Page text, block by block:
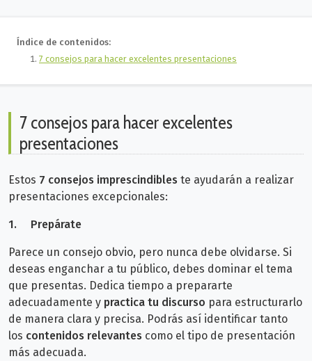
Índice de contenidos:
7 consejos para hacer excelentes presentaciones
7 consejos para hacer excelentes
presentaciones
Estos 7 consejos imprescindibles te ayudarán a realizar
presentaciones excepcionales:
1. Prepárate
Parece un consejo obvio, pero nunca debe olvidarse. Si
deseas enganchar a tu público, debes dominar el tema
que presentas. Dedica tiempo a prepararte
adecuadamente y practica tu discurso para estructurarlo
de manera clara y precisa. Podrás así identificar tanto
los contenidos relevantes como el tipo de presentación
más adecuada.